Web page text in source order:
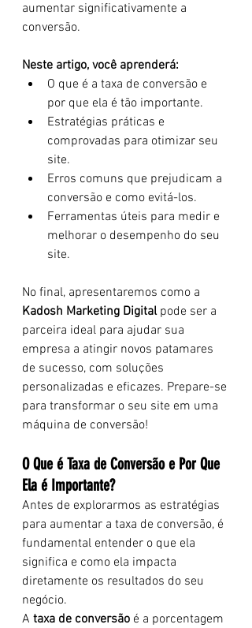
aumentar significativamente a
conversão.
Neste artigo, você aprenderá:
O que é a taxa de conversão e
por que ela é tão importante.
Estratégias práticas e
comprovadas para otimizar seu
site.
Erros comuns que prejudicam a
conversão e como evitá-los.
Ferramentas úteis para medir e
melhorar o desempenho do seu
site.
No final, apresentaremos como a
Kadosh Marketing Digital pode ser a
parceira ideal para ajudar sua
empresa a atingir novos patamares
de sucesso, com soluções
personalizadas e eficazes. Prepare-se
para transformar o seu site em uma
máquina de conversão!
O Que é Taxa de Conversão e Por Que
Ela é Importante?
Antes de explorarmos as estratégias
para aumentar a taxa de conversão, é
fundamental entender o que ela
significa e como ela impacta
diretamente os resultados do seu
negócio.
A taxa de conversão é a porcentagem